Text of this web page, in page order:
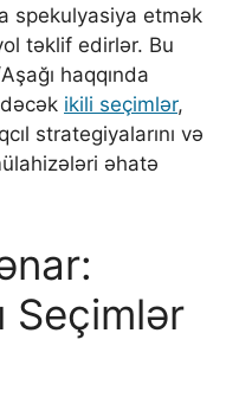
spekulyasiya etmək
təklif edirlər. Bu
haqqında
ikili seçimlər,
strategiyalarını və
əhatə
Seçimlər